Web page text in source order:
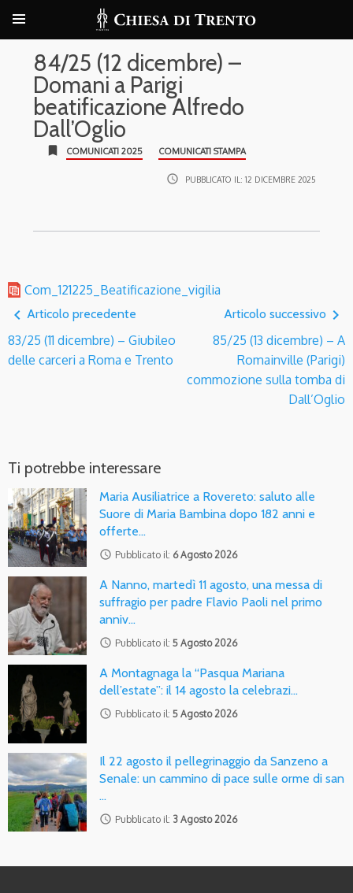
84/25 (12 dicembre) –
Domani a Parigi
beatificazione Alfredo
Dall’Oglio
bookmark COMUNICATI 2025 COMUNICATI STAMPA
access_time PUBBLICATO IL: 12 DICEMBRE 2025
Com_121225_Beatificazione_vigilia
navigate_before Articolo precedente
83/25 (11 dicembre) – Giubileo
delle carceri a Roma e Trento
Articolo successivo navigate_next
85/25 (13 dicembre) – A
Romainville (Parigi)
commozione sulla tomba di
Dall’Oglio
Ti potrebbe interessare
Maria Ausiliatrice a Rovereto: saluto alle
Suore di Maria Bambina dopo 182 anni e
offerte…
access_time Pubblicato il: 6 Agosto 2026
A Nanno, martedì 11 agosto, una messa di
suffragio per padre Flavio Paoli nel primo
anniv…
access_time Pubblicato il: 5 Agosto 2026
A Montagnaga la “Pasqua Mariana
dell’estate”: il 14 agosto la celebrazi…
access_time Pubblicato il: 5 Agosto 2026
Il 22 agosto il pellegrinaggio da Sanzeno a
Senale: un cammino di pace sulle orme di san
…
access_time Pubblicato il: 3 Agosto 2026